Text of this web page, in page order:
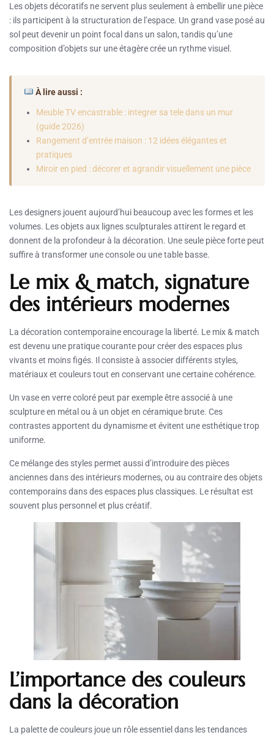
Les objets décoratifs ne servent plus seulement à embellir une pièce
: ils participent à la structuration de l’espace. Un grand vase posé au
sol peut devenir un point focal dans un salon, tandis qu’une
composition d’objets sur une étagère crée un rythme visuel.
À lire aussi :
Meuble TV encastrable : integrer sa tele dans un mur
(guide 2026)
Rangement d’entrée maison : 12 idées élégantes et
pratiques
Miroir en pied : décorer et agrandir visuellement une pièce
Les designers jouent aujourd’hui beaucoup avec les formes et les
volumes. Les objets aux lignes sculpturales attirent le regard et
donnent de la profondeur à la décoration. Une seule pièce forte peut
suffire à transformer une console ou une table basse.
Le mix & match, signature
des intérieurs modernes
La décoration contemporaine encourage la liberté. Le mix & match
est devenu une pratique courante pour créer des espaces plus
vivants et moins figés. Il consiste à associer différents styles,
matériaux et couleurs tout en conservant une certaine cohérence.
Un vase en verre coloré peut par exemple être associé à une
sculpture en métal ou à un objet en céramique brute. Ces
contrastes apportent du dynamisme et évitent une esthétique trop
uniforme.
Ce mélange des styles permet aussi d’introduire des pièces
anciennes dans des intérieurs modernes, ou au contraire des objets
contemporains dans des espaces plus classiques. Le résultat est
souvent plus personnel et plus créatif.
L’importance des couleurs
dans la décoration
La palette de couleurs joue un rôle essentiel dans les tendances